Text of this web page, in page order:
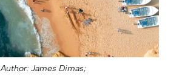
Author: James Dimas;